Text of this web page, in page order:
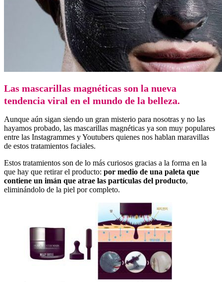
Las mascarillas magnéticas son la nueva
tendencia viral en el mundo de la belleza.
Aunque aún sigan siendo un gran misterio para nosotras y no las
hayamos probado, las mascarillas magnéticas ya son muy populares
entre las Instagrammes y Youtubers quienes nos hablan maravillas
de estos tratamientos faciales.
Estos tratamientos son de lo más curiosos gracias a la forma en la
que hay que retirar el producto: por medio de una paleta que
contiene un imán que atrae las partículas del producto,
eliminándolo de la piel por completo.